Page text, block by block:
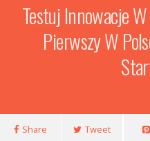
Testuj Innowacje
Pierwszy W
Share Tweet